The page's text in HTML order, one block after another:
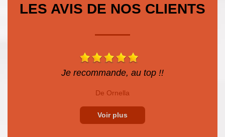
LES AVIS DE NOS CLIENTS
Je recommande, au top !!
De Ornella
Voir plus